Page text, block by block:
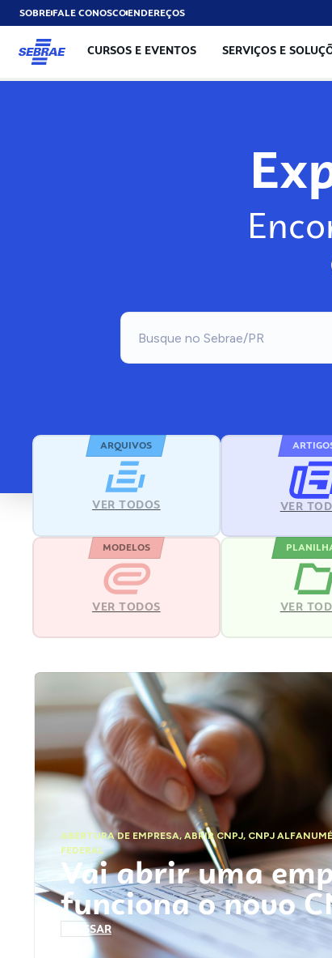
SOBREFALE CONOSCOENDEREÇOS
CURSOS E EVENTOS SERVIÇOS E
ARQUIVOS
VER TODOS VER
MODELOS
VER TODOS VER
ABERTURA DE EMPRESA,ABRIR CNPJ, CNPJ
FEDERAL
Vai abrir uma
funciona o novo
ACESSAR